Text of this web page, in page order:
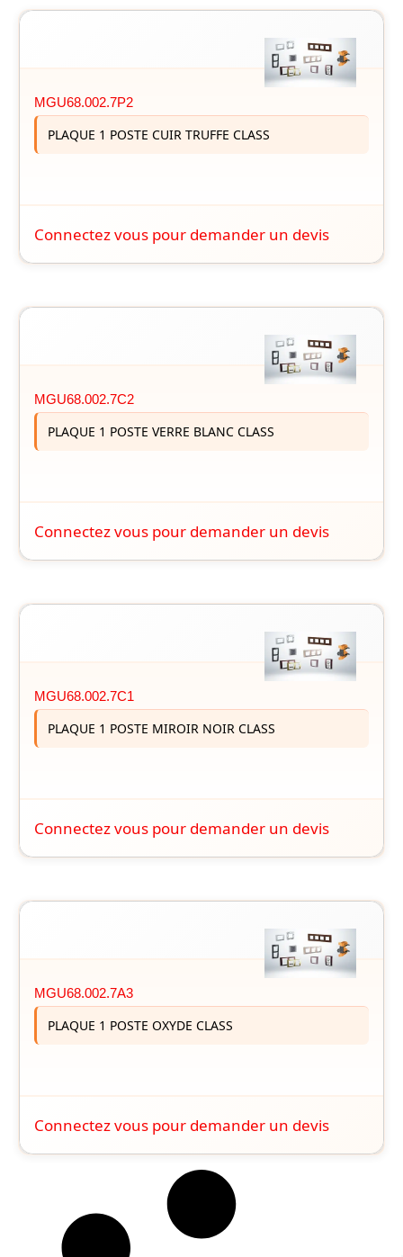
Filtre
MGU68.002.7P2
PLAQUE 1 POSTE CUIR TRUFFE CLASS
Connectez vous pour demander un devis
MGU68.002.7C2
PLAQUE 1 POSTE VERRE BLANC CLASS
Connectez vous pour demander un devis
MGU68.002.7C1
PLAQUE 1 POSTE MIROIR NOIR CLASS
Connectez vous pour demander un devis
MGU68.002.7A3
PLAQUE 1 POSTE OXYDE CLASS
Connectez vous pour demander un devis